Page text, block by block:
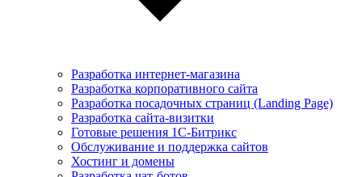
Разработка интернет-магазина
Разработка корпоративного сайта
Разработка посадочных страниц (Landing Page)
Разработка сайта-визитки
Готовые решения 1С-Битрикс
Обслуживание и поддержка сайтов
Хостинг и домены